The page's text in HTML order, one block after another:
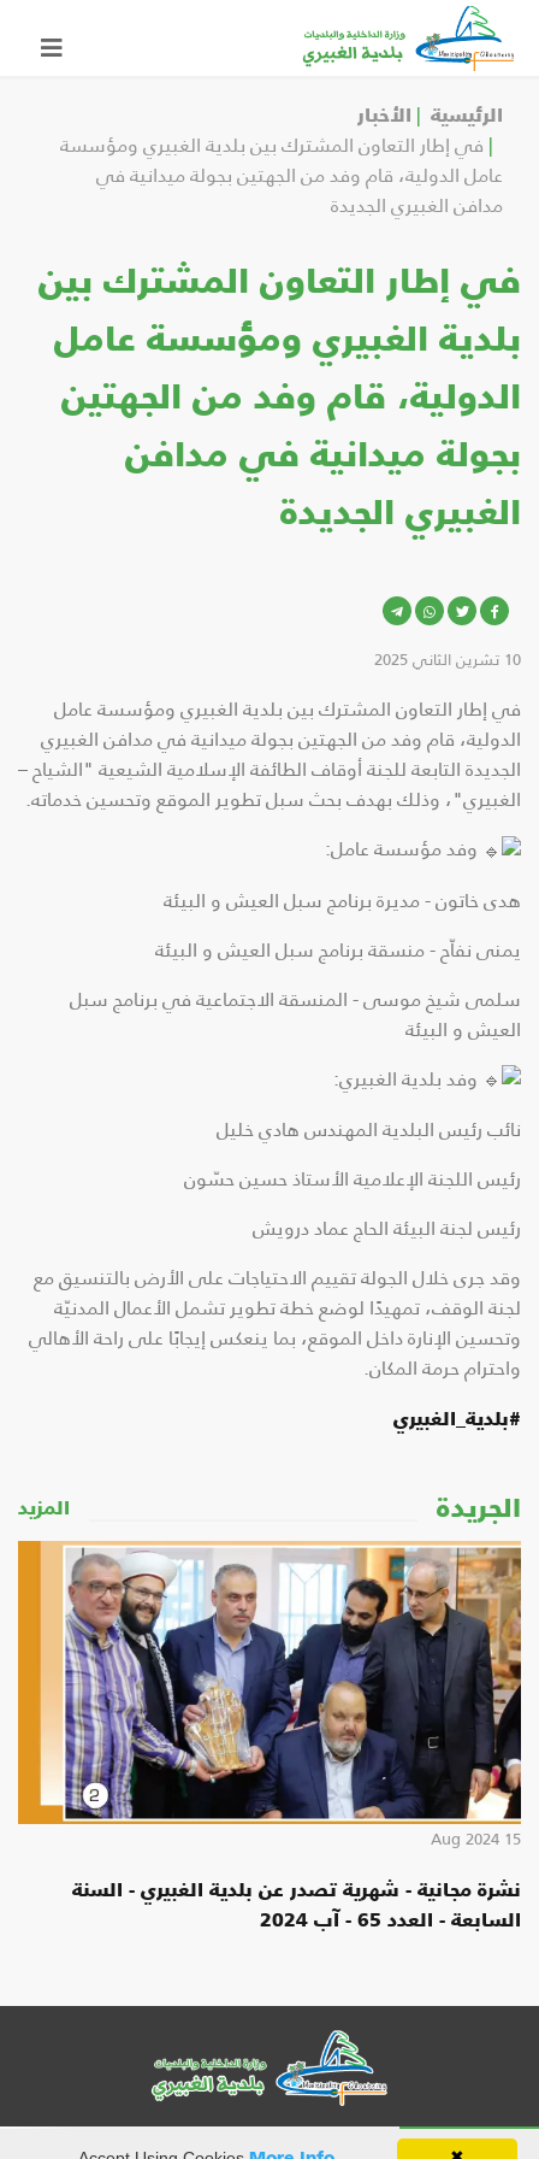
الرئيسية الأخبار
في إطار التعاون المشترك بين بلدية الغبيري ومؤسسة
عامل الدولية، قام وفد من الجهتين بجولة ميدانية في
مدافن الغبيري الجديدة
في إطار التعاون المشترك بين
بلدية الغبيري ومؤسسة عامل
الدولية، قام وفد من الجهتين
بجولة ميدانية في مدافن
الغبيري الجديدة
10 تشرين الثاني 2025
في إطار التعاون المشترك بين بلدية الغبيري ومؤسسة عامل
الدولية، قام وفد من الجهتين بجولة ميدانية في مدافن الغبيري
الجديدة التابعة للجنة أوقاف الطائفة الإسلامية الشيعية "الشياح –
الغبيري"، وذلك بهدف بحث سبل تطوير الموقع وتحسين خدماته.
وفد مؤسسة عامل:
هدى خاتون - مديرة برنامج سبل العيش و البيئة
يمنى نفاّح - منسقة برنامج سبل العيش و البيئة
سلمى شيخ موسى - المنسقة الاجتماعية في برنامج سبل
العيش و البيئة
وفد بلدية الغبيري:
نائب رئيس البلدية المهندس هادي خليل
رئيس اللجنة الإعلامية الأستاذ حسين حسّون
رئيس لجنة البيئة الحاج عماد درويش
وقد جرى خلال الجولة تقييم الاحتياجات على الأرض بالتنسيق مع
لجنة الوقف، تمهيدًا لوضع خطة تطوير تشمل الأعمال المدنيّة
وتحسين الإنارة داخل الموقع، بما ينعكس إيجابًا على راحة الأهالي
واحترام حرمة المكان.
#بلدية_الغبيري
الجريدة المزيد
15 Aug 2024
نشرة مجانية - شهرية تصدر عن بلدية الغبيري - السنة
السابعة - العدد 65 - آب 2024